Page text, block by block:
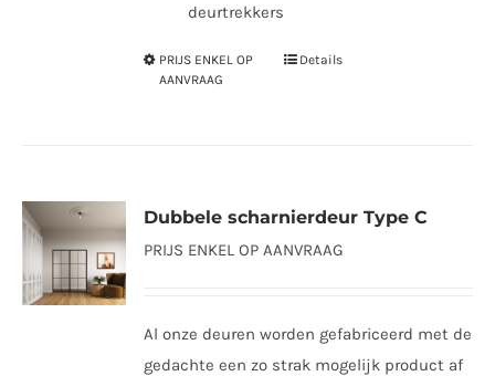
deurtrekkers
PRIJS ENKEL OP
AANVRAAG
Dit
Deze
optie
worden
Details
Dubbele scharnierdeur Type C
PRIJS ENKEL OP AANVRAAG
Al onze deuren worden gefabriceerd met de
gedachte een zo strak mogelijk product af